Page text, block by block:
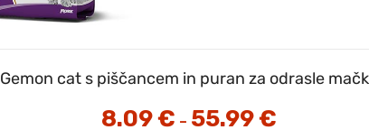
Gemon cat s piščancem in puran za odrasle
8.09€ – 55.99€Cenovni
razpon: